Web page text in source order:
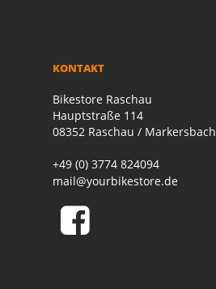
KONTAKT
Bikestore Raschau
Hauptstraße 114
08352 Raschau / Markersbach
+49 (0) 3774 824094
mail@yourbikestore.de